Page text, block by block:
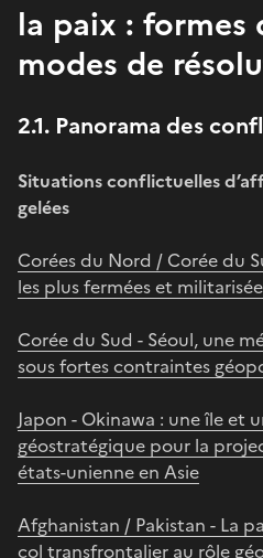
la paix :
modes de
2.1. Panorama des
Situations conflictuelles
gelées
Corées du Nord / Corée du
les plus fermées et
Corée du Sud - Séoul, une
sous fortes contraintes
Japon - Okinawa : une île et
géostratégique pour la
états-unienne en Asie
Afghanistan / Pakistan - La
col transfrontalier au rôle